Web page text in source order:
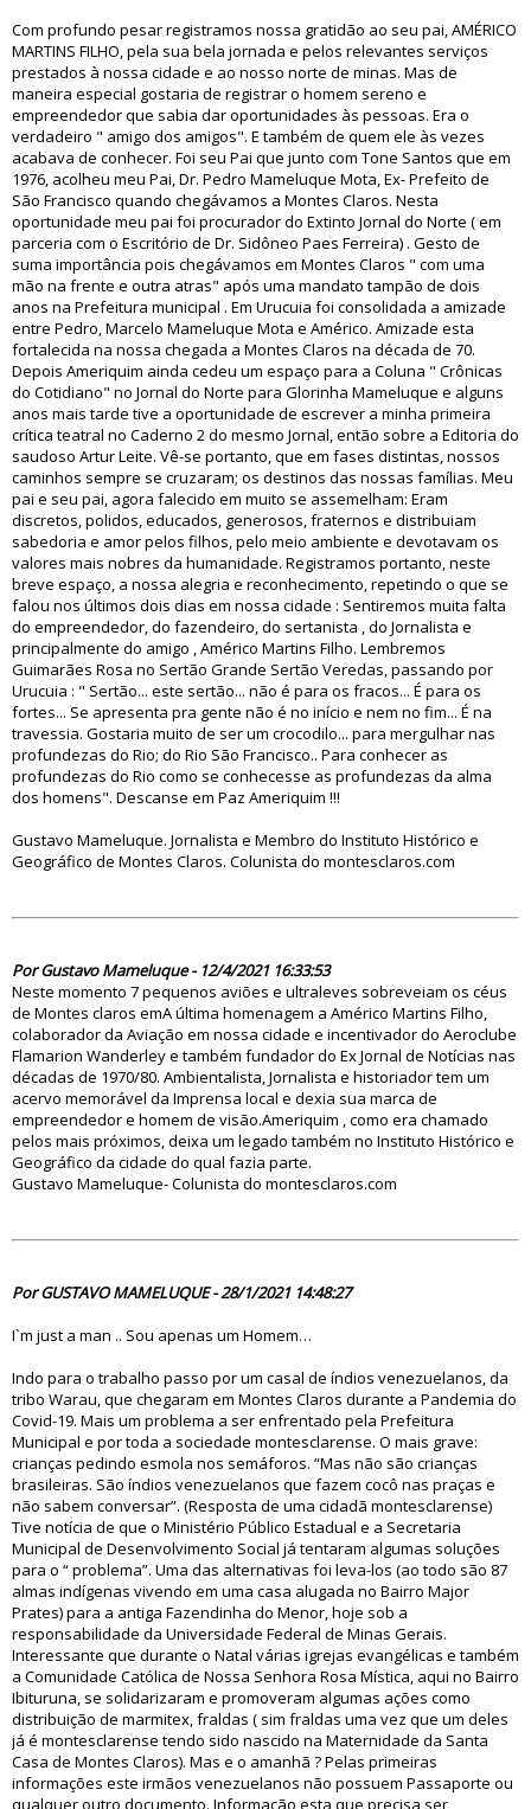
Com profundo pesar registramos nossa gratidão ao seu pai, AMÉRICO
MARTINS FILHO, pela sua bela jornada e pelos relevantes serviços
prestados à nossa cidade e ao nosso norte de minas. Mas de
maneira especial gostaria de registrar o homem sereno e
empreendedor que sabia dar oportunidades às pessoas. Era o
verdadeiro " amigo dos amigos". E também de quem ele às vezes
acabava de conhecer. Foi seu Pai que junto com Tone Santos que em
1976, acolheu meu Pai, Dr. Pedro Mameluque Mota, Ex- Prefeito de
São Francisco quando chegávamos a Montes Claros. Nesta
oportunidade meu pai foi procurador do Extinto Jornal do Norte ( em
parceria com o Escritório de Dr. Sidôneo Paes Ferreira) . Gesto de
suma importância pois chegávamos em Montes Claros " com uma
mão na frente e outra atras" após uma mandato tampão de dois
anos na Prefeitura municipal . Em Urucuia foi consolidada a amizade
entre Pedro, Marcelo Mameluque Mota e Américo. Amizade esta
fortalecida na nossa chegada a Montes Claros na década de 70.
Depois Ameriquim ainda cedeu um espaço para a Coluna " Crônicas
do Cotidiano" no Jornal do Norte para Glorinha Mameluque e alguns
anos mais tarde tive a oportunidade de escrever a minha primeira
crítica teatral no Caderno 2 do mesmo Jornal, então sobre a Editoria do
saudoso Artur Leite. Vê-se portanto, que em fases distintas, nossos
caminhos sempre se cruzaram; os destinos das nossas famílias. Meu
pai e seu pai, agora falecido em muito se assemelham: Eram
discretos, polidos, educados, generosos, fraternos e distribuiam
sabedoria e amor pelos filhos, pelo meio ambiente e devotavam os
valores mais nobres da humanidade. Registramos portanto, neste
breve espaço, a nossa alegria e reconhecimento, repetindo o que se
falou nos últimos dois dias em nossa cidade : Sentiremos muita falta
do empreendedor, do fazendeiro, do sertanista , do Jornalista e
principalmente do amigo , Américo Martins Filho. Lembremos
Guimarães Rosa no Sertão Grande Sertão Veredas, passando por
Urucuia : " Sertão... este sertão... não é para os fracos... É para os
fortes... Se apresenta pra gente não é no início e nem no fim... É na
travessia. Gostaria muito de ser um crocodilo... para mergulhar nas
profundezas do Rio; do Rio São Francisco.. Para conhecer as
profundezas do Rio como se conhecesse as profundezas da alma
dos homens". Descanse em Paz Ameriquim !!!
Gustavo Mameluque. Jornalista e Membro do Instituto Histórico e
Geográfico de Montes Claros. Colunista do montesclaros.com
Por Gustavo Mameluque - 12/4/2021 16:33:53
Neste momento 7 pequenos aviões e ultraleves sobreveiam os céus
de Montes claros emA última homenagem a Américo Martins Filho,
colaborador da Aviação em nossa cidade e incentivador do Aeroclube
Flamarion Wanderley e também fundador do Ex Jornal de Notícias nas
décadas de 1970/80. Ambientalista, Jornalista e historiador tem um
acervo memorável da Imprensa local e dexia sua marca de
empreendedor e homem de visão.Ameriquim , como era chamado
pelos mais próximos, deixa um legado também no Instituto Histórico e
Geográfico da cidade do qual fazia parte.
Gustavo Mameluque- Colunista do montesclaros.com
Por GUSTAVO MAMELUQUE - 28/1/2021 14:48:27
I`m just a man .. Sou apenas um Homem…
Indo para o trabalho passo por um casal de índios venezuelanos, da
tribo Warau, que chegaram em Montes Claros durante a Pandemia do
Covid-19. Mais um problema a ser enfrentado pela Prefeitura
Municipal e por toda a sociedade montesclarense. O mais grave:
crianças pedindo esmola nos semáforos. “Mas não são crianças
brasileiras. São índios venezuelanos que fazem cocô nas praças e
não sabem conversar”. (Resposta de uma cidadã montesclarense)
Tive notícia de que o Ministério Público Estadual e a Secretaria
Municipal de Desenvolvimento Social já tentaram algumas soluções
para o “ problema”. Uma das alternativas foi leva-los (ao todo são 87
almas indígenas vivendo em uma casa alugada no Bairro Major
Prates) para a antiga Fazendinha do Menor, hoje sob a
responsabilidade da Universidade Federal de Minas Gerais.
Interessante que durante o Natal várias igrejas evangélicas e também
a Comunidade Católica de Nossa Senhora Rosa Mística, aqui no Bairro
Ibituruna, se solidarizaram e promoveram algumas ações como
distribuição de marmitex, fraldas ( sim fraldas uma vez que um deles
já é montesclarense tendo sido nascido na Maternidade da Santa
Casa de Montes Claros). Mas e o amanhã ? Pelas primeiras
informações este irmãos venezuelanos não possuem Passaporte ou
qualquer outro documento. Informação esta que precisa ser